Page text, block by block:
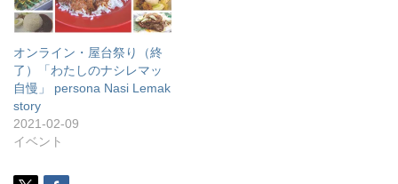
オンライン・屋台祭り（終
了）「わたしのナシレマッ
自慢」 persona Nasi Lemak
story
2021-02-09
イベント